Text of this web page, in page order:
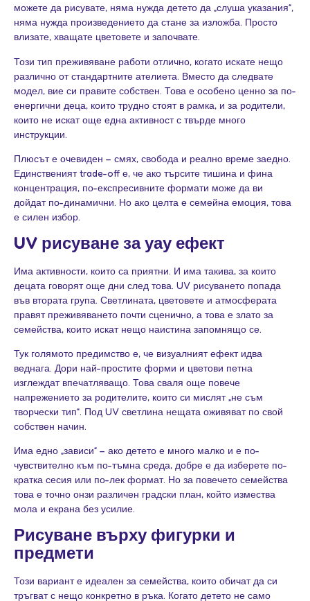
можете да рисувате, няма нужда детето да „слуша указания“,
няма нужда произведението да стане за изложба. Просто
влизате, хващате цветовете и започвате.
Този тип преживяване работи отлично, когато искате нещо
различно от стандартните ателиета. Вместо да следвате
модел, вие си правите собствен. Това е особено ценно за по-
енергични деца, които трудно стоят в рамка, и за родители,
които не искат още една активност с твърде много
инструкции.
Плюсът е очевиден – смях, свобода и реално време заедно.
Единственият trade-off е, че ако търсите тишина и фина
концентрация, по-експресивните формати може да ви
дойдат по-динамични. Но ако целта е семейна емоция, това
е силен избор.
UV рисуване за уау ефект
Има активности, които са приятни. И има такива, за които
децата говорят още дни след това. UV рисуването попада
във втората група. Светлината, цветовете и атмосферата
правят преживяването почти сценично, а това е злато за
семейства, които искат нещо наистина запомнящо се.
Тук голямото предимство е, че визуалният ефект идва
веднага. Дори най-простите форми и цветови петна
изглеждат впечатляващо. Това сваля още повече
напрежението за родителите, които си мислят „не съм
творчески тип“. Под UV светлина нещата оживяват по свой
собствен начин.
Има едно „зависи“ – ако детето е много малко и е по-
чувствително към по-тъмна среда, добре е да изберете по-
кратка сесия или по-лек формат. Но за повечето семейства
това е точно онзи различен градски план, който измества
мола и екрана без усилие.
Рисуване върху фигурки и
предмети
Този вариант е идеален за семейства, които обичат да си
тръгват с нещо конкретно в ръка. Когато детето не само